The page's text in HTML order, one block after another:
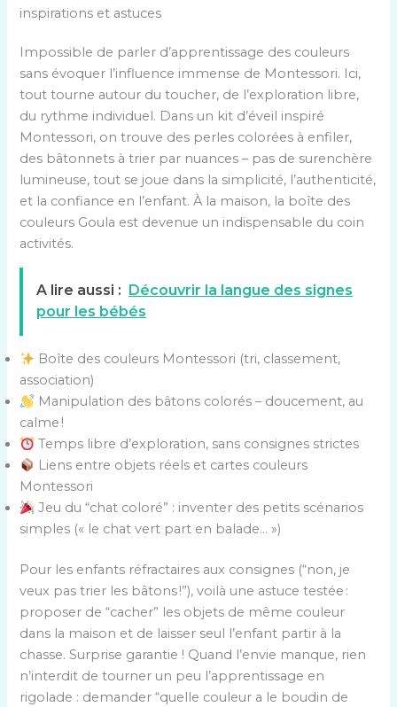
inspirations et astuces
Impossible de parler d’apprentissage des couleurs
sans évoquer l’influence immense de Montessori. Ici,
tout tourne autour du toucher, de l’exploration libre,
du rythme individuel. Dans un kit d’éveil inspiré
Montessori, on trouve des perles colorées à enfiler,
des bâtonnets à trier par nuances – pas de surenchère
lumineuse, tout se joue dans la simplicité, l’authenticité,
et la confiance en l’enfant. À la maison, la boîte des
couleurs Goula est devenue un indispensable du coin
activités.
A lire aussi :
Découvrir la langue des signes
pour les bébés
Boîte des couleurs Montessori (tri, classement,
association)
Manipulation des bâtons colorés – doucement, au
calme !
Temps libre d’exploration, sans consignes strictes
Liens entre objets réels et cartes couleurs
Montessori
Jeu du “chat coloré” : inventer des petits scénarios
simples (« le chat vert part en balade… »)
Pour les enfants réfractaires aux consignes (“non, je
veux pas trier les bâtons !”), voilà une astuce testée :
proposer de “cacher” les objets de même couleur
dans la maison et de laisser seul l’enfant partir à la
chasse. Surprise garantie ! Quand l’envie manque, rien
n’interdit de tourner un peu l’apprentissage en
rigolade : demander “quelle couleur a le boudin de